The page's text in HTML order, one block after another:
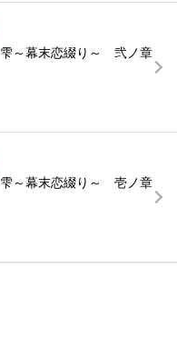
雫～幕末恋綴り～ 弐ノ章
雫～幕末恋綴り～ 壱ノ章